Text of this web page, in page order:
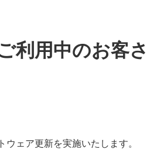
利用中のお客
ェア更新を実施いたします。